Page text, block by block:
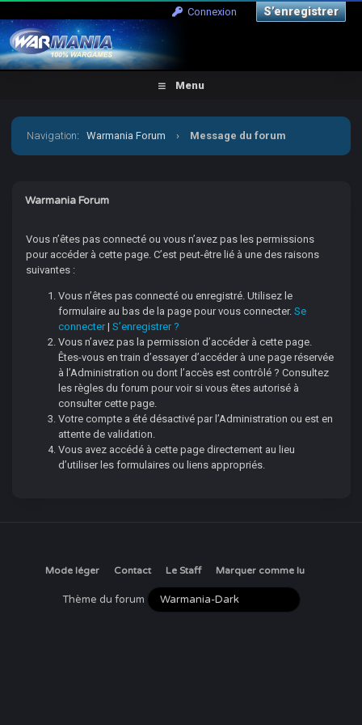
Connexion S’enregistrer
Menu
Navigation:Warmania Forum › Message du forum
Warmania Forum
Vous n’êtes pas connecté ou vous n’avez pas les permissions
pour accéder à cette page. C’est peut-être lié à une des raisons
suivantes :
Vous n’êtes pas connecté ou enregistré. Utilisez le
formulaire au bas de la page pour vous connecter.Se
connecter|S’enregistrer ?
Vous n’avez pas la permission d’accéder à cette page.
Êtes-vous en train d’essayer d’accéder à une page réservée
à l’Administration ou dont l’accès est contrôlé ? Consultez
les règles du forum pour voir si vous êtes autorisé à
consulter cette page.
Votre compte a été désactivé par l’Administration ou est en
attente de validation.
Vous avez accédé à cette page directement au lieu
d’utiliser les formulaires ou liens appropriés.
Mode léger Contact Le Staff Marquer comme lu
Thème du forum